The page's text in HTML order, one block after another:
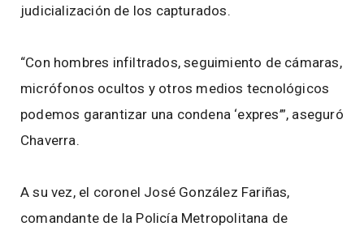
judicialización de los capturados.
“Con hombres infiltrados, seguimiento de cámaras,
micrófonos ocultos y otros medios tecnológicos
podemos garantizar una condena ‘expres’”, aseguró
Chaverra.
A su vez, el coronel José González Fariñas,
comandante de la Policía Metropolitana de